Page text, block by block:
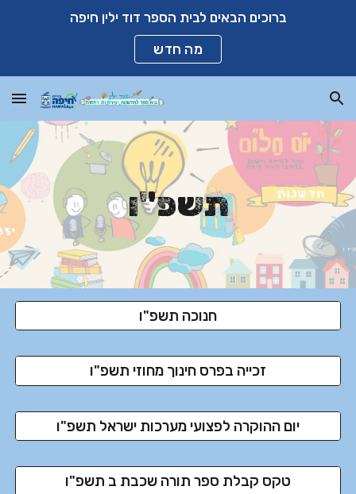
ברוכים הבאים לבית הספר דוד ילין חיפה
מה חדש
תשפ"ו
חנוכה תשפ"ו
זכייה בפרס חינוך מחוזי תשפ"ו
יום ההוקרה לפצועי מערכות ישראל תשפ"ו
טקס קבלת ספר תורה שכבת ב תשפ"ו